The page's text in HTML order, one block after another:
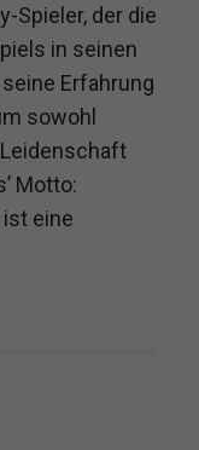
Spieler, der die
in seinen
Erfahrung
sowohl
Motto:
ist eine